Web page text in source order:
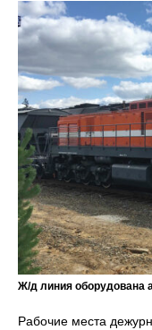
Ж/д линия оборудована
Рабочие места